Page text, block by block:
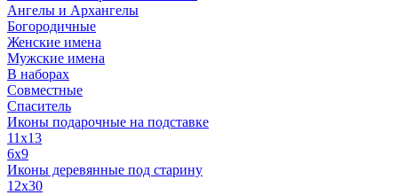
Ангелы и Архангелы
Богородичные
Женские имена
Мужские имена
В наборах
Совместные
Спаситель
Иконы подарочные на подставке
11x13
6x9
Иконы деревянные под старину
12х30